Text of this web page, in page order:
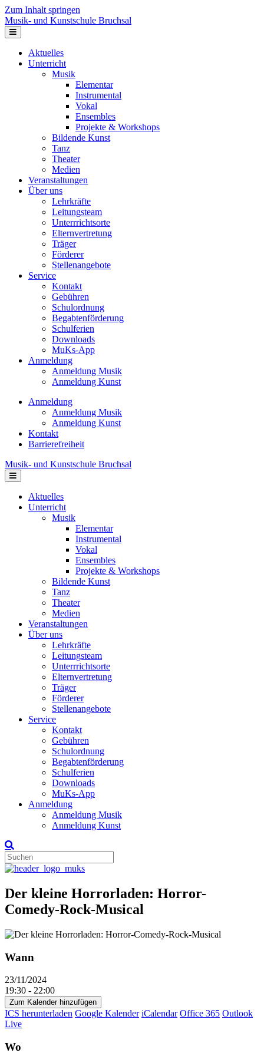
Zum Inhalt springen
Musik- und Kunstschule Bruchsal
Navigation
Aktuelles
Unterricht
Musik
Elementar
Instrumental
Vokal
Ensembles
Projekte & Workshops
Bildende Kunst
Tanz
Theater
Medien
Veranstaltungen
Über uns
Lehrkräfte
Leitungsteam
Unterrrichtsorte
Elternvertretung
Träger
Förderer
Stellenangebote
Service
Kontakt
Gebühren
Schulordnung
Begabtenförderung
Schulferien
Downloads
MuKs-App
Anmeldung
Anmeldung Musik
Anmeldung Kunst
Anmeldung
Anmeldung Musik
Anmeldung Kunst
Kontakt
Barrierefreiheit
Musik- und Kunstschule Bruchsal
Navigation
Aktuelles
Unterricht
Musik
Elementar
Instrumental
Vokal
Ensembles
Projekte & Workshops
Bildende Kunst
Tanz
Theater
Medien
Veranstaltungen
Über uns
Lehrkräfte
Leitungsteam
Unterrrichtsorte
Elternvertretung
Träger
Förderer
Stellenangebote
Service
Kontakt
Gebühren
Schulordnung
Begabtenförderung
Schulferien
Downloads
MuKs-App
Anmeldung
Anmeldung Musik
Anmeldung Kunst
Der kleine Horrorladen: Horror-
Comedy-Rock-Musical
Wann
23/11/2024
19:30 - 22:00
Zum Kalender hinzufügen
ICS herunterladen Google Kalender iCalendar Office 365 Outlook
Live
Wo